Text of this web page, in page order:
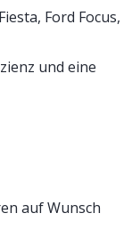
Ford Focus,
und eine
auf Wunsch